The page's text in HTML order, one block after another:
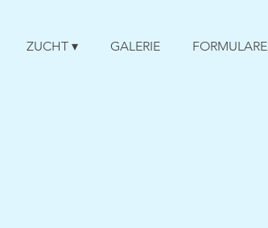
ZUCHT ▾ GALERIE FORMULARE